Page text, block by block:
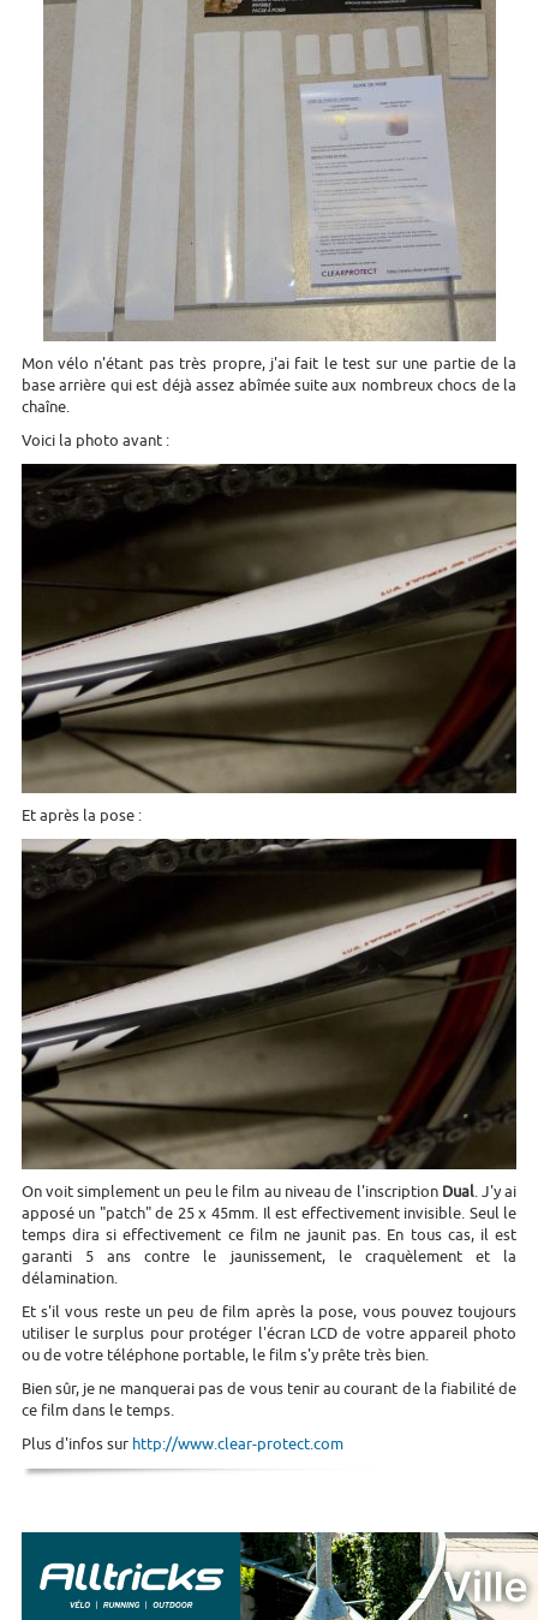
Mon vélo n'étant pas très propre, j'ai fait le test sur une partie de la
base arrière qui est déjà assez abîmée suite aux nombreux chocs de la
chaîne.
Voici la photo avant :
Et après la pose :
On voit simplement un peu le film au niveau de l'inscription Dual. J'y ai
apposé un "patch" de 25 x 45mm. Il est effectivement invisible. Seul le
temps dira si effectivement ce film ne jaunit pas. En tous cas, il est
garanti 5 ans contre le jaunissement, le craquèlement et la
délamination.
Et s'il vous reste un peu de film après la pose, vous pouvez toujours
utiliser le surplus pour protéger l'écran LCD de votre appareil photo
ou de votre téléphone portable, le film s'y prête très bien.
Bien sûr, je ne manquerai pas de vous tenir au courant de la fiabilité de
ce film dans le temps.
Plus d'infos sur http://www.clear-protect.com